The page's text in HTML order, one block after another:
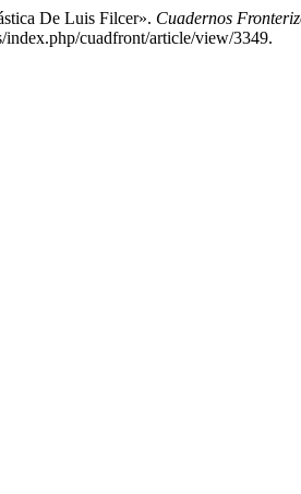
De Luis Filcer». Cuadernos
index.php/cuadfront/article/view/3349.